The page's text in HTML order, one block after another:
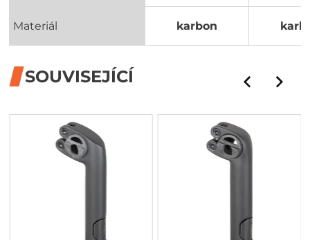
Materiál karbon
SOUVISEJÍCÍ